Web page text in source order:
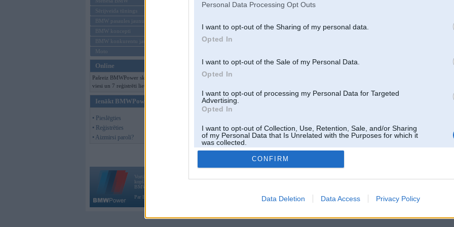
Personal Data Processing Opt Outs
I want to opt-out of the Sharing of my personal data.
Opted In
I want to opt-out of the Sale of my Personal Data.
Opted In
I want to opt-out of processing my Personal Data for Targeted
Advertising.
Opted In
I want to opt-out of Collection, Use, Retention, Sale, and/or Sharing
of my Personal Data that Is Unrelated with the Purposes for which it
was collected.
Opted Out
CONFIRM
Data Deletion Data Access Privacy Policy
Sērijveida tūnings
BMW pasaules jaunumi
BMW koncepti
BMW konkurentu jaunumi
Moto
Online
Pašreiz BMWPower skatās 159
viesi un 7 reģistrēti lietotāji.
Ienākt BMWPower
• Pieslēgties
• Reģistrēties
• Aizmirsi paroli?
Vortāls BMWPower.lv darbojas
kopš 2002. gada 14. maija. Tas nav auto klubs un nav saistīts ar
BMW AG.
Par BMWPower